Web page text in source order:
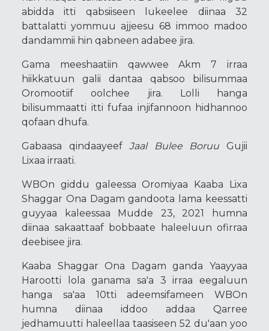
abidda itti qabsiiseen lukeelee diinaa 32
battalatti yommuu ajjeesu 68 immoo madoo
dandammii hin qabneen adabee jira.
Gama meeshaatiin qawwee Akm 7 irraa
hiikkatuun galii dantaa qabsoo bilisummaa
Oromootiif oolchee jira. Lolli hanga
bilisummaatti itti fufaa injifannoon hidhannoo
qofaan dhufa.
Gabaasa qindaayeefJaal Bulee Boruu Gujii
Lixaa irraati.
WBOn giddu galeessa Oromiyaa Kaaba Lixa
Shaggar Ona Dagam gandoota lama keessatti
guyyaa kaleessaa Mudde 23, 2021 humna
diinaa sakaattaaf bobbaate haleeluun ofirraa
deebisee jira.
Kaaba Shaggar Ona Dagam ganda Yaayyaa
Harootti lola ganama sa'a 3 irraa eegaluun
hanga sa'aa 10tti adeemsifameen WBOn
humna diinaa iddoo addaa Qarree
jedhamuutti haleellaa taasiseen 52 du'aan yoo